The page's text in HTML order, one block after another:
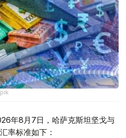
年8月7日，哈萨克斯坦坚戈与
率标准如下：